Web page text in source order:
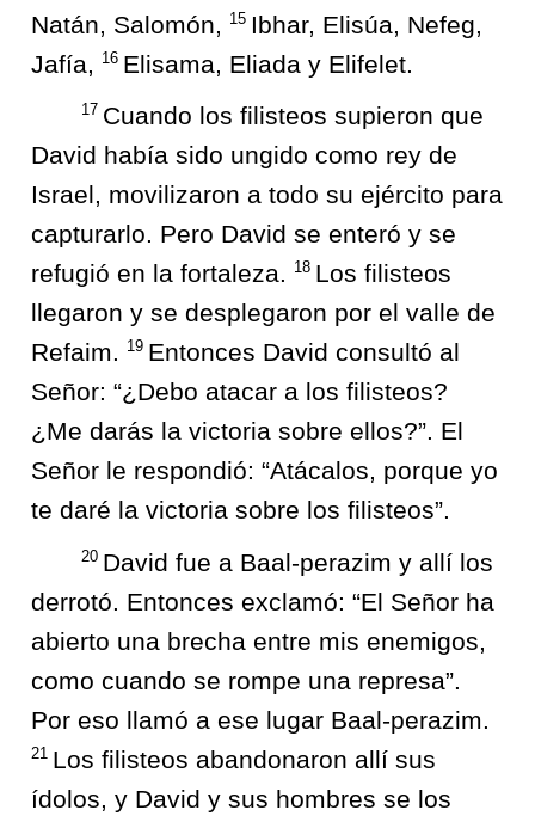
Natán, Salomón,
15 Ibhar, Elisúa, Nefeg,
Jafía,
16 Elisama, Eliada y Elifelet.
17 Cuando los filisteos supieron que
David había sido ungido como rey de
Israel, movilizaron a todo su ejército para
capturarlo. Pero David se enteró y se
refugió en la fortaleza.
18 Los filisteos
llegaron y se desplegaron por el valle de
Refaim.
19 Entonces David consultó al
Señor: “¿Debo atacar a los filisteos?
¿Me darás la victoria sobre ellos?”. El
Señor le respondió: “Atácalos, porque yo
te daré la victoria sobre los filisteos”.
20 David fue a Baal-perazim y allí los
derrotó. Entonces exclamó: “El Señor ha
abierto una brecha entre mis enemigos,
como cuando se rompe una represa”.
Por eso llamó a ese lugar Baal-perazim.
21 Los filisteos abandonaron allí sus
ídolos, y David y sus hombres se los